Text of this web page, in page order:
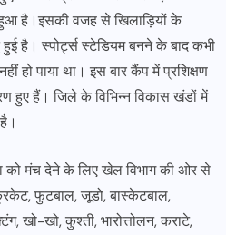
है।इसकी वजह से खिलाड़ियों के
हुई है। स्पोर्ट्स स्टेडियम बनने के बाद कभी
हो पाया था। इस बार कैंप में प्रशिक्षण
हुए हैं। जिले के विभिन्न विकास खंडों में
को मंच देने के लिए खेल विभाग की ओर से
फुटबाल, जूडो, बास्केटबाल,
खो-खो, कुश्ती, भारोत्तोलन, कराटे,